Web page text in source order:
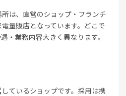
は、直営のショップ・フランチ
量販店となっています。どこで
・業務内容大きく異なります。
ているショップです。採用は携